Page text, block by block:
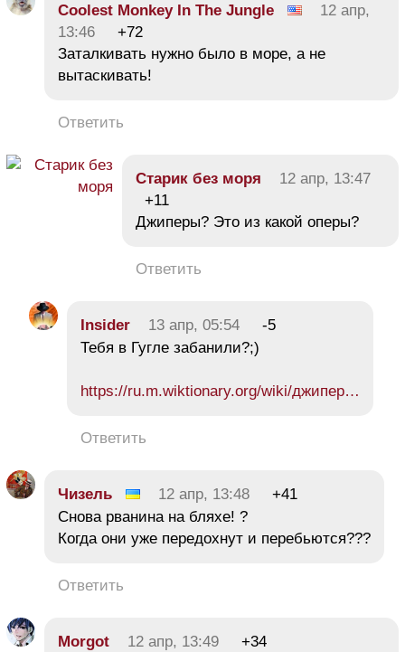
Coolest Monkey In The Jungle
12 апр,
13:46
+72
Заталкивать нужно было в море, а не
вытаскивать!
Ответить
Старик без моря
12 апр, 13:47
+11
Джиперы? Это из какой оперы?
Ответить
Insider 13 апр, 05:54
-5
Тебя в Гугле забанили?;)
https://ru.m.wiktionary.org/wiki/джипер…
Ответить
Чизель 12 апр, 13:48
+41
Снова рванина на бляхе! ?
Когда они уже передохнут и перебьются???
Ответить
Morgot 12 апр, 13:49
+34